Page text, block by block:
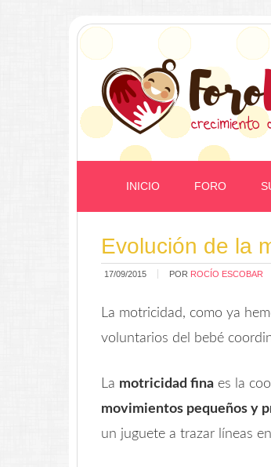
INICIO FORO
Evolución de la
17/09/2015 POR ROCÍO ESCOBAR
La motricidad, como ya
voluntarios del bebé
La motricidad fina es la
movimientos pequeños y
un juguete a trazar líneas